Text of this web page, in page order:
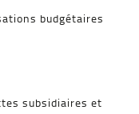
budgétaires
subsidiaires et